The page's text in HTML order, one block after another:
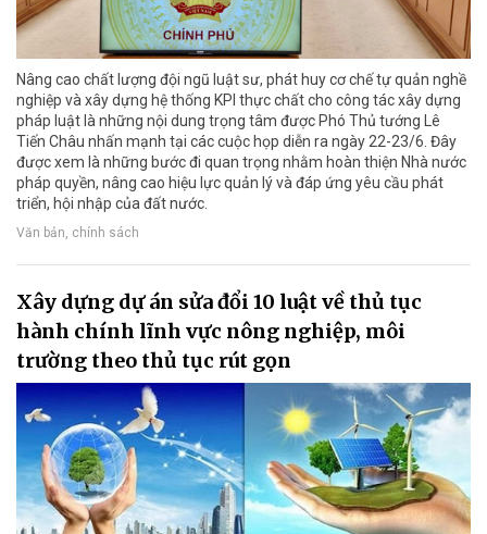
Nâng cao chất lượng đội ngũ luật sư, phát huy cơ chế tự quản nghề
nghiệp và xây dựng hệ thống KPI thực chất cho công tác xây dựng
pháp luật là những nội dung trọng tâm được Phó Thủ tướng Lê
Tiến Châu nhấn mạnh tại các cuộc họp diễn ra ngày 22-23/6. Đây
được xem là những bước đi quan trọng nhằm hoàn thiện Nhà nước
pháp quyền, nâng cao hiệu lực quản lý và đáp ứng yêu cầu phát
triển, hội nhập của đất nước.
Văn bản, chính sách
Xây dựng dự án sửa đổi 10 luật về thủ tục
hành chính lĩnh vực nông nghiệp, môi
trường theo thủ tục rút gọn